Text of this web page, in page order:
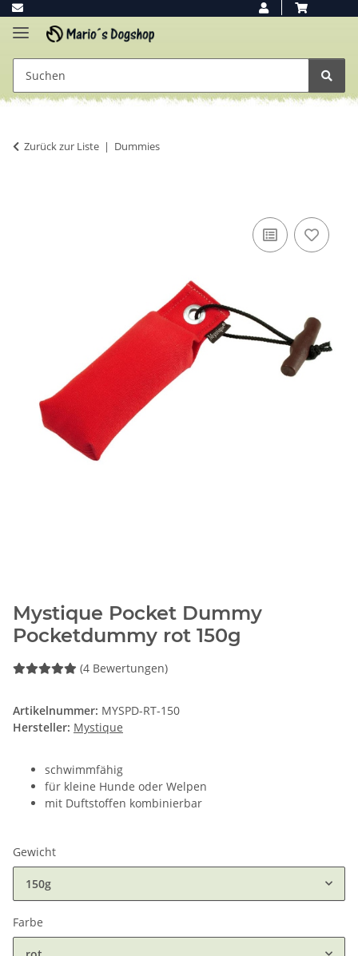
Zurück zur Liste Dummies
Mystique Pocket Dummy
Pocketdummy rot 150g
(4 Bewertungen)
Artikelnummer: MYSPD-RT-150
Hersteller: Mystique
schwimmfähig
für kleine Hunde oder Welpen
mit Duftstoffen kombinierbar
Gewicht
150g
Farbe